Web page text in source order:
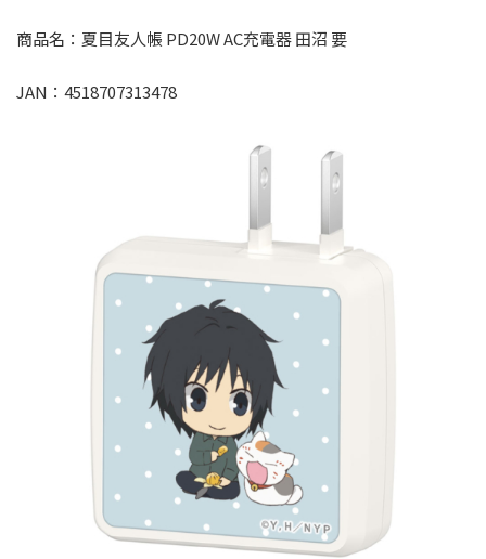
商品名：夏目友人帳 PD20W AC充電器 田沼 要
JAN：4518707313478